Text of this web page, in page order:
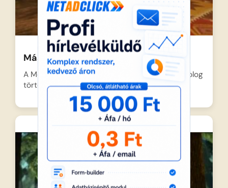
Mása és a Medve – Hókusz-Pókusz
A Medve házában egy esős napon izgalmas dolog
történik, amikor…